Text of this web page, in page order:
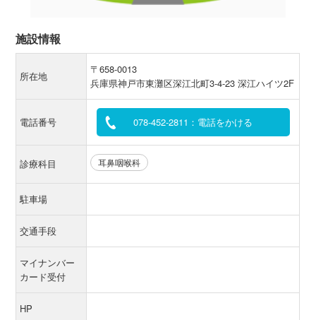
施設情報
所在地
〒658-0013
兵庫県神戸市東灘区深江北町3-4-23 深江ハイツ2F
電話番号 078-452-2811：電話をかける
診療科目 耳鼻咽喉科
駐車場
交通手段
マイナンバー
カード受付
HP